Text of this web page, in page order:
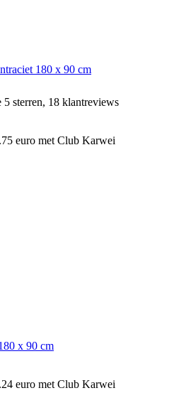
180 x 90 cm
sterren, 18 klantreviews
euro met Club Karwei
x 90 cm
euro met Club Karwei